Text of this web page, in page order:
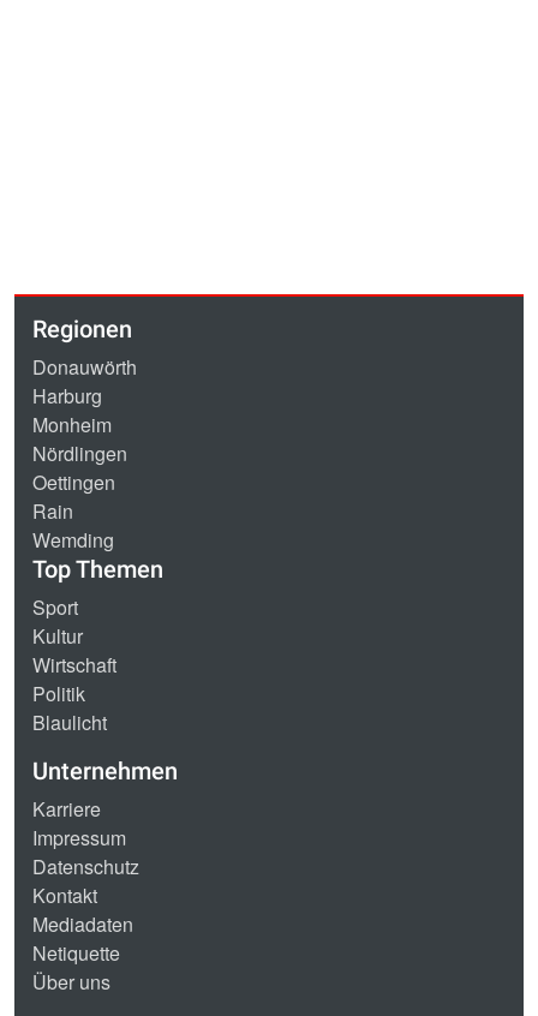
Regionen
Donauwörth
Harburg
Monheim
Nördlingen
Oettingen
Rain
Wemding
Top Themen
Sport
Kultur
Wirtschaft
Politik
Blaulicht
Unternehmen
Karriere
Impressum
Datenschutz
Kontakt
Mediadaten
Netiquette
Über uns